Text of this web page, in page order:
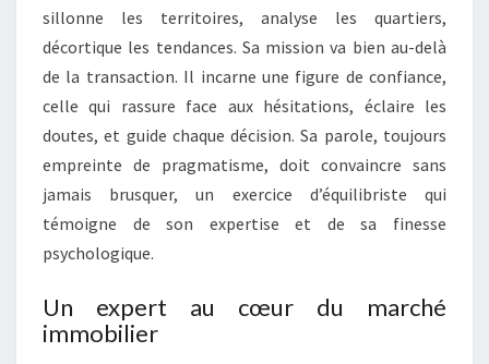
sillonne les territoires, analyse les quartiers,
décortique les tendances. Sa mission va bien au-delà
de la transaction. Il incarne une figure de confiance,
celle qui rassure face aux hésitations, éclaire les
doutes, et guide chaque décision. Sa parole, toujours
empreinte de pragmatisme, doit convaincre sans
jamais brusquer, un exercice d’équilibriste qui
témoigne de son expertise et de sa finesse
psychologique.
Un expert au cœur du marché
immobilier